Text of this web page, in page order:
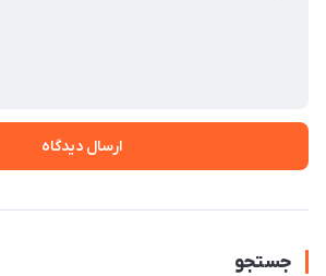
ارسال دیدگاه
جستجو